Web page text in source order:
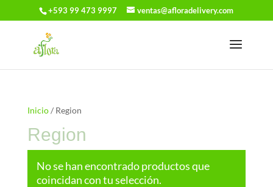
+593 99 473 9997 ventas@afloradelivery.com
Inicio/ Region
Region
No se han encontrado productos que
coincidan con tu selección.